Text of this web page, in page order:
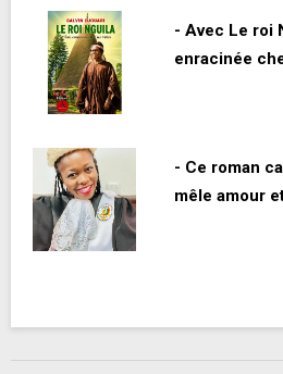
- Avec Le roi
enracinée
- Ce roman
mêle amour